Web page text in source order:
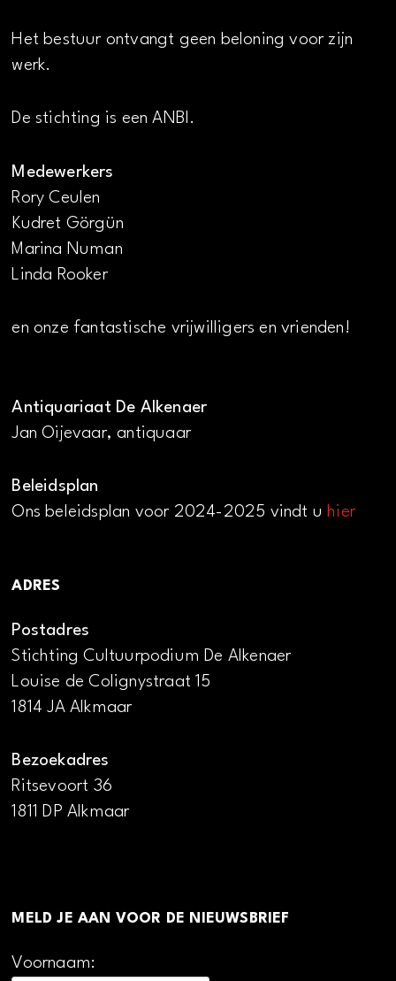
Het bestuur ontvangt geen beloning voor zijn
werk.
De stichting is een ANBI.
Medewerkers
Rory Ceulen
Kudret Görgün
Marina Numan
Linda Rooker
en onze fantastische vrijwilligers en vrienden!
Antiquariaat De Alkenaer
Jan Oijevaar, antiquaar
Beleidsplan
Ons beleidsplan voor 2024-2025 vindt uhier
ADRES
Postadres
Stichting Cultuurpodium De Alkenaer
Louise de Colignystraat 15
1814 JA Alkmaar
Bezoekadres
Ritsevoort 36
1811 DP Alkmaar
MELD JE AAN VOOR DE NIEUWSBRIEF
Voornaam: